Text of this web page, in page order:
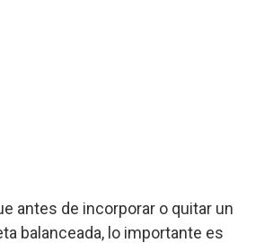
antes de incorporar o quitar un
balanceada, lo importante es